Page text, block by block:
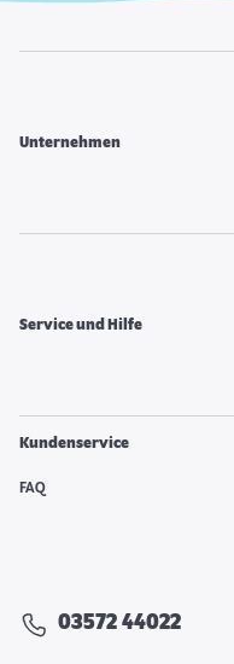
Unternehmen
Service und Hilfe
Kundenservice
FAQ
03572 44022